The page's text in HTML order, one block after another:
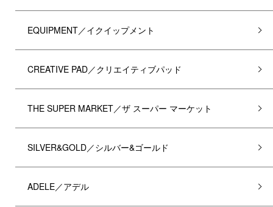
EQUIPMENT／イクイップメント
CREATIVE PAD／クリエイティブパッド
THE SUPER MARKET／ザ スーパー マーケット
SILVER&GOLD／シルバー&ゴールド
ADELE／アデル